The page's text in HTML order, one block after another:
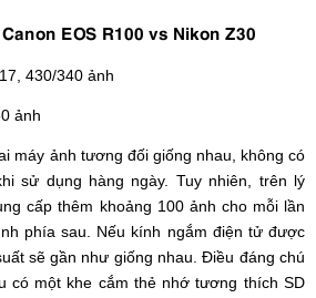
EOS R100 vs Nikon Z30
430/340 ảnh
ảnh
máy ảnh tương đối giống nhau, không có
sử dụng hàng ngày. Tuy nhiên, trên lý
cấp thêm khoảng 100 ảnh cho mỗi lần
phía sau. Nếu kính ngắm điện tử được
sẽ gần như giống nhau. Điều đáng chú
có một khe cắm thẻ nhớ tương thích SD